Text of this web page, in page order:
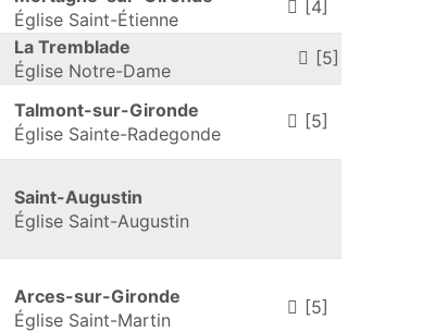
Église Saint-Étienne
[4]
La Tremblade
Église Notre-Dame
[5]
Talmont-sur-Gironde
Église Sainte-Radegonde
[5]
Saint-Augustin
Église Saint-Augustin
Arces-sur-Gironde
Église Saint-Martin
[5]